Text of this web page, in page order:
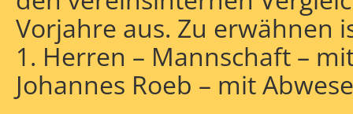
Vorjahre aus. Zu erwähnen
1. Herren – Mannschaft –
Johannes Roeb – mit